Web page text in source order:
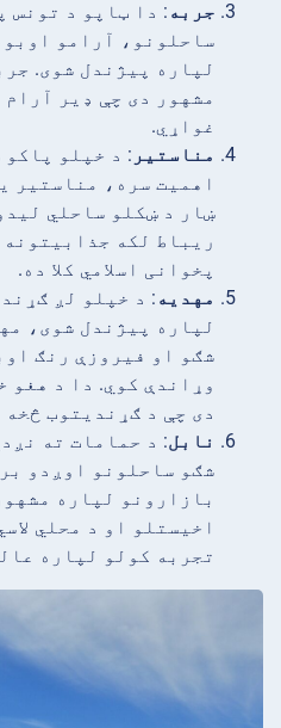
جربه : دا ټاپو د تونس
ساحلونو، آرامو
لپاره پیژندل شوی.
مشهور دی چې ډیر
غواړي.
مناستیر : د خپلو
اهمیت سره، مناستیر
ښار د ښکلو ساحلي
ریباط لکه
پخوانی اسلامي کلا ده.
مهدیه : د خپلو لږ
لپاره پیژندل شوی،
شګو او فیروزې رنګ
وړاندې کوي. دا د هغو
دی چې د ګړندیتوب
نابل: د حمامات ته
شګو ساحلونو اوږدو
بازارونو لپاره
اخیستلو او د محلي
تجربه کولو لپاره